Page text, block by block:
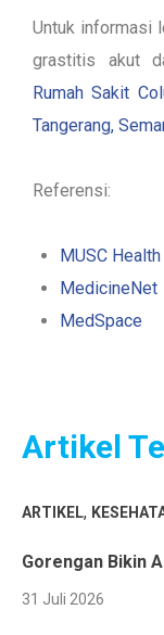
Untuk informasi
grastitis akut
Rumah Sakit
Tangerang,
Referensi:
MUSC Health
MedicineNet
MedSpace
Artikel
ARTIKEL,
Gorengan Bikin
31 Juli 2026